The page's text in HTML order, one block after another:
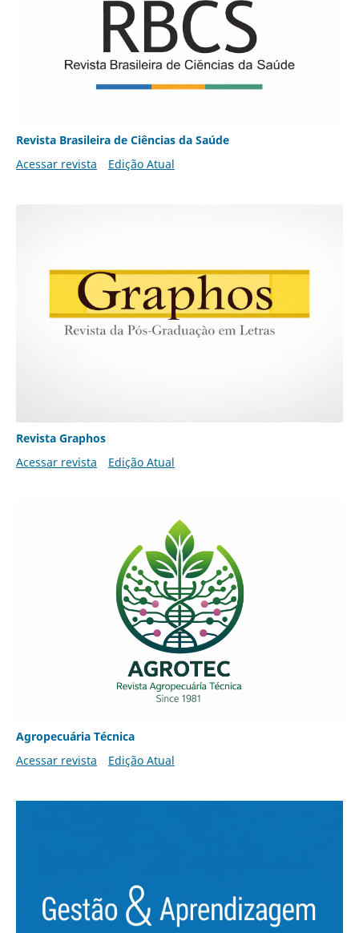
Revista Brasileira de Ciências da Saúde
Acessar revista
Edição Atual
Revista Graphos
Acessar revista
Edição Atual
Agropecuária Técnica
Acessar revista
Edição Atual